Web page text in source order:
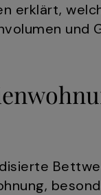
erklärt,